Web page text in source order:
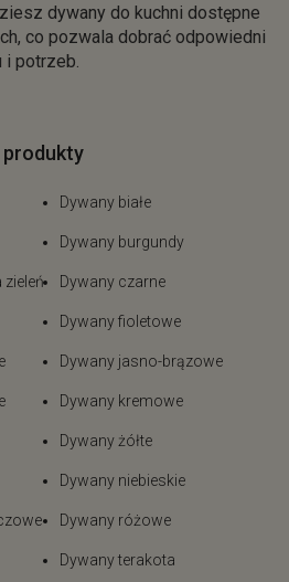
dywany do kuchni dostępne
co pozwala dobrać odpowiedni
i potrzeb.
Dywany białe
Dywany burgundy
zieleń Dywany czarne
Dywany fioletowe
Dywany jasno-brązowe
Dywany kremowe
Dywany żółte
Dywany niebieskie
Dywany różowe
Dywany terakota